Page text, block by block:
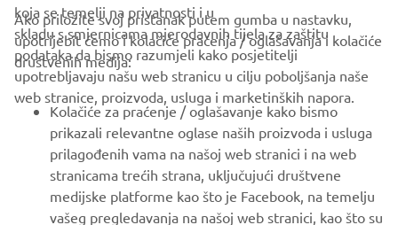
CORPORATE
FOR BUSINESS
MORE YAMAHA
SUPPORT
koja se temelji na privatnosti i u
skladu s smjernicama mjerodavnih tijela za zaštitu
podataka da bismo razumjeli kako posjetitelji
upotrebljavaju našu web stranicu u cilju poboljšanja naše
web stranice, proizvoda, usluga i marketinških napora.
Ako priložite svoj pristanak putem gumba u nastavku,
upotrijebit ćemo i kolačiće praćenja / oglašavanja i kolačiće
društvenih medija:
Kolačiće za praćenje / oglašavanje kako bismo
prikazali relevantne oglase naših proizvoda i usluga
prilagođenih vama na našoj web stranici i na web
stranicama trećih strana, uključujući društvene
medijske platforme kao što je Facebook, na temelju
vašeg pregledavanja na našoj web stranici, kao što su